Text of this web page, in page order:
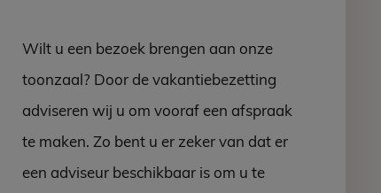
Wilt u een bezoek brengen aan onze
toonzaal? Door de vakantiebezetting
adviseren wij u om vooraf een afspraak
te maken. Zo bent u er zeker van dat er
een adviseur beschikbaar is om u te